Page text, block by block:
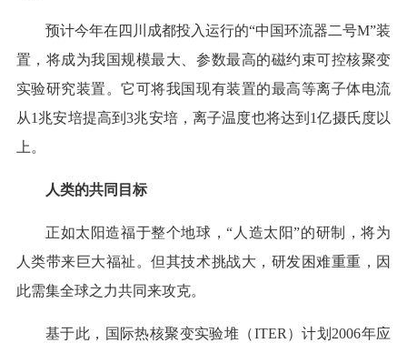
预计今年在四川成都投入运行的“中国环流器二号M”装
置，将成为我国规模最大、参数最高的磁约束可控核聚变
实验研究装置。它可将我国现有装置的最高等离子体电流
从1兆安培提高到3兆安培，离子温度也将达到1亿摄氏度以
上。
人类的共同目标
正如太阳造福于整个地球，“人造太阳”的研制，将为
人类带来巨大福祉。但其技术挑战大，研发困难重重，因
此需集全球之力共同来攻克。
基于此，国际热核聚变实验堆（ITER）计划2006年应